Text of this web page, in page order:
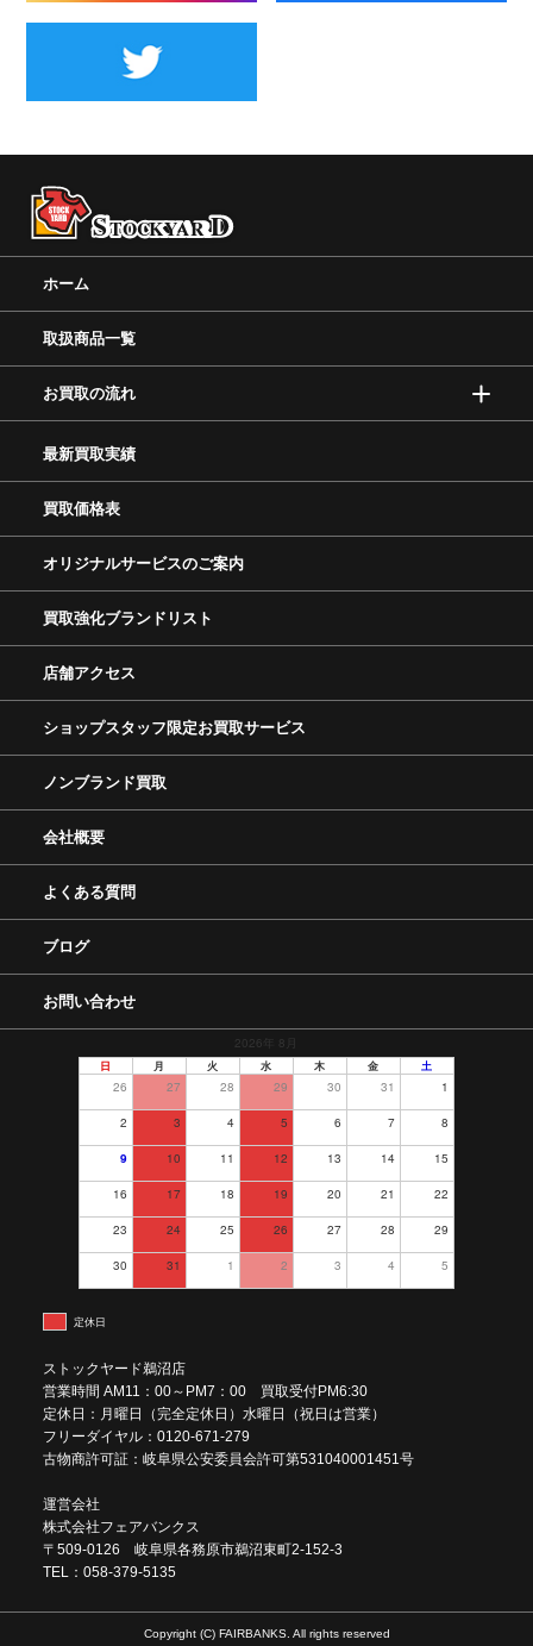
ホーム
取扱商品一覧
お買取の流れ
最新買取実績
買取価格表
オリジナルサービスのご案内
買取強化ブランドリスト
店舗アクセス
ショップスタッフ限定お買取サービス
ノンブランド買取
会社概要
よくある質問
ブログ
お問い合わせ
2026年 8月
日 月 火 水 木 金 土
26 27 28 29 30 31 1
2 3 4 5 6 7 8
9 10 11 12 13 14 15
16 17 18 19 20 21 22
23 24 25 26 27 28 29
30 31 1 2 3 4 5
定休日
ストックヤード鵜沼店
営業時間 AM11：00～PM7：00 買取受付PM6:30
定休日：月曜日（完全定休日）水曜日（祝日は営業）
フリーダイヤル：0120-671-279
古物商許可証：岐阜県公安委員会許可第531040001451号
運営会社
株式会社フェアバンクス
〒509-0126 岐阜県各務原市鵜沼東町2-152-3
TEL：058-379-5135
Copyright (C) FAIRBANKS. All rights reserved